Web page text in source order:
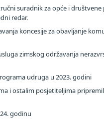
suradnik za opće i
redar.
koncesije za obavljanje
usluga zimskog održavanja
udruga u 2023. godini
i ostalim posjetiteljima
godinu